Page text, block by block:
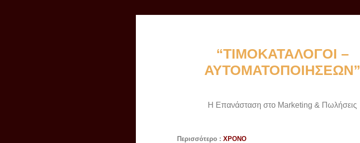
“ΤΙΜΟΚΑΤΑΛΟΓΟΙ –
ΑΥΤΟΜΑΤΟΠΟΙΗΣΕΩΝ”
Η Επανάσταση στο Marketing & Πωλήσεις
Περισσότερο : ΧΡΟΝΟ